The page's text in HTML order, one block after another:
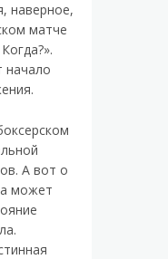
наверное,
матче
начало
А вот о
может